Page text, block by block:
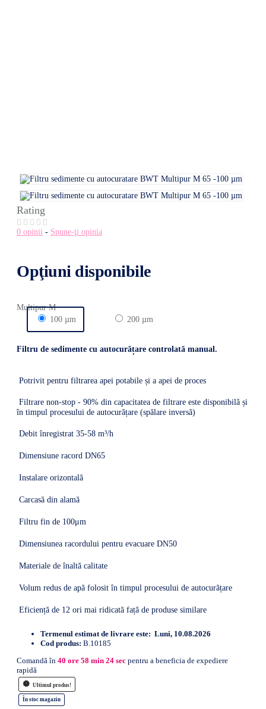
Filtru de sedimente cu autocurățare controlată manual .
Potrivit pentru filtrarea apei potabile și a apei de proces
Filtrare non-stop - 90% din capacitatea de filtrare este disponibilă și
în timpul procesului de autocurățare (spălare inversă)
Debit înregistrat 35-58 m³/h
Dimensiune racord DN65
Instalare orizontală
Carcasă din alamă
Filtru fin de 100μm
Dimensiunea racordului pentru evacuare DN50
Materiale de înaltă calitate
Volum redus de apă folosit în timpul procesului de autocurățare
Eficiență de 12 ori mai ridicată față de produse similare
Rating
0 opinii - Spune-ţi opinia
Opţiuni disponibile
Multipur M
100 µm
200 µm
Termenul estimat de livrare este: Luni, 10.08.2026
Cod produs: B.10185
Comandă în 40 ore 58 min 23 sec pentru a beneficia de expediere
rapidă
Ultimul produs!
În stoc magazin